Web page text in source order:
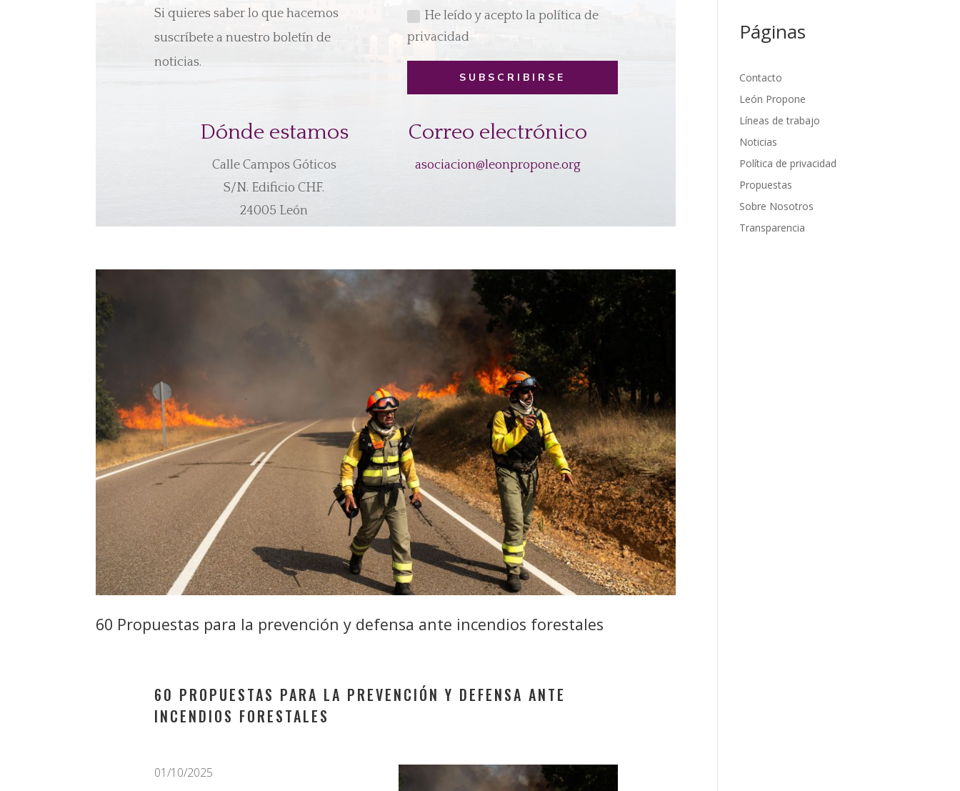
Si quieres saber lo que hacemos
suscríbete a nuestro boletín de
noticias.
He leído y acepto la política de
privacidad
SUBSCRIBIRSE
Dónde estamos
Calle Campos Góticos
S/N. Edificio CHF.
24005 León
Correo electrónico
asociacion@leonpropone.org
60 Propuestas para la prevención y defensa ante incendios forestales
60 PROPUESTAS PARA LA PREVENCIÓN Y DEFENSA ANTE
INCENDIOS FORESTALES
01/10/2025
Páginas
Contacto
León Propone
Líneas de trabajo
Noticias
Política de privacidad
Propuestas
Sobre Nosotros
Transparencia